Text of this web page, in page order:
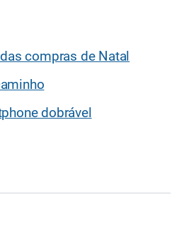
compras de Natal
dobrável